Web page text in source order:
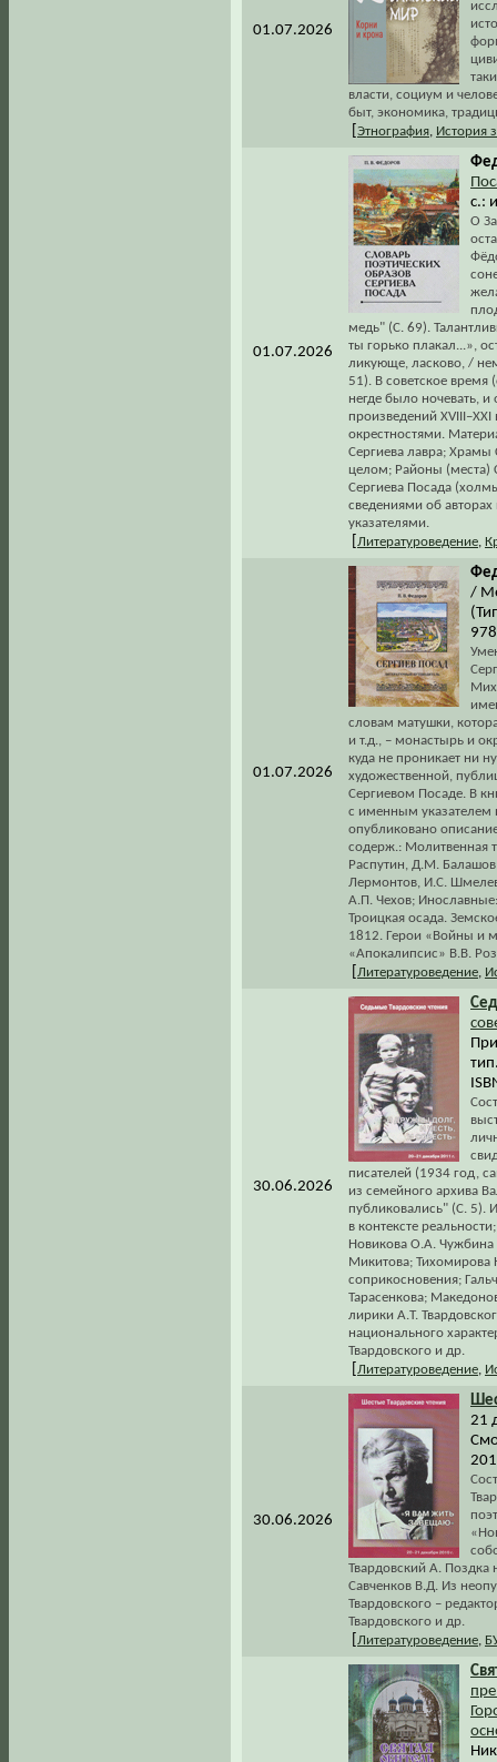
01.07.2026
власти, социум и
быт, экономика,
Этнография, История
01.07.2026
с.:
О
медь" (С. 69).
ты горько плакал...»,
ликующе, ласково, /
51). В советское время
негде было ночевать,
произведений
окрестностями.
Сергиева лавра; Храмы
целом; Районы (места)
Сергиева Посада
сведениями об
указателями.
Литературоведение,
01.07.2026
/
словам матушки,
и т.д., – монастырь и
куда не проникает ни
художественной,
Сергиевом Посаде. В
с именным указателем
опубликовано
содерж.: Молитвенная
Распутин, Д.М.
Лермонтов, И.С.
А.П. Чехов;
Троицкая осада.
1812. Герои «Войны и
«Апокалипсис» В.В.
Литературоведение,
30.06.2026
писателей (1934 год,
из семейного архива
публиковались" (С. 5).
в контексте
Новикова О.А. Чужбина
Микитова; Тихомирова
соприкосновения;
Тарасенкова;
лирики А.Т.
национального
Твардовского и др.
Литературоведение,
30.06.2026
21
Твардовский А. Поздка
Савченков В.Д. Из
Твардовского –
Твардовского и др.
Литературоведение,